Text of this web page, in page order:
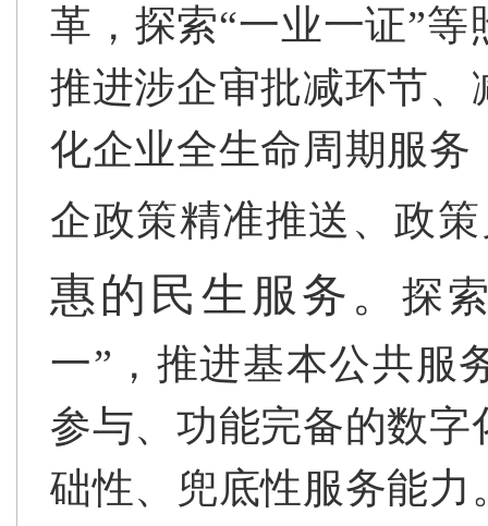
革，探索“一业一证”
推进涉企审批减环节
化企业全生命周期服
企政策精准推送、政
惠的民生服务。探
一”，推进基本公共服
参与、功能完备的数
础性、兜底性服务能